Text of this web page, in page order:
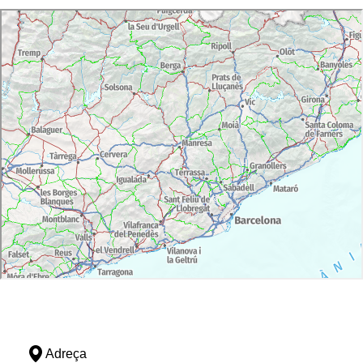
autòctons i on s'inclou un val de descompte o
tast d'oli o visita al moli.
Visita al Centre d'Observació de l'Univers
(COU): és una instal·lació multimèdia
excepcional a Europa, consisteix en una cúpula
desplegable, on es poden projectar
documentals o pel·lícules en format "cúpula
completa", observar el cel a través de les
imatges que obté un telescopi de 30 cm de
diàmetre instal·lat a la mateixa sala. A més
podreu visitar el parc dels telescopis per fer
observacions directes i gaudir de l'exposició
permanent. Entrada inclosa en el paquet on la
visita té una durada de 2 hores. Horaris a
consultar.
Visita a un celler artesanal, ratafia i vi: celler
part alta d'un turó que domina la població d'Os
Adreça